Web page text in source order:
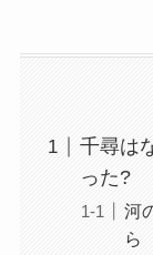
千尋は
った?
河
ら